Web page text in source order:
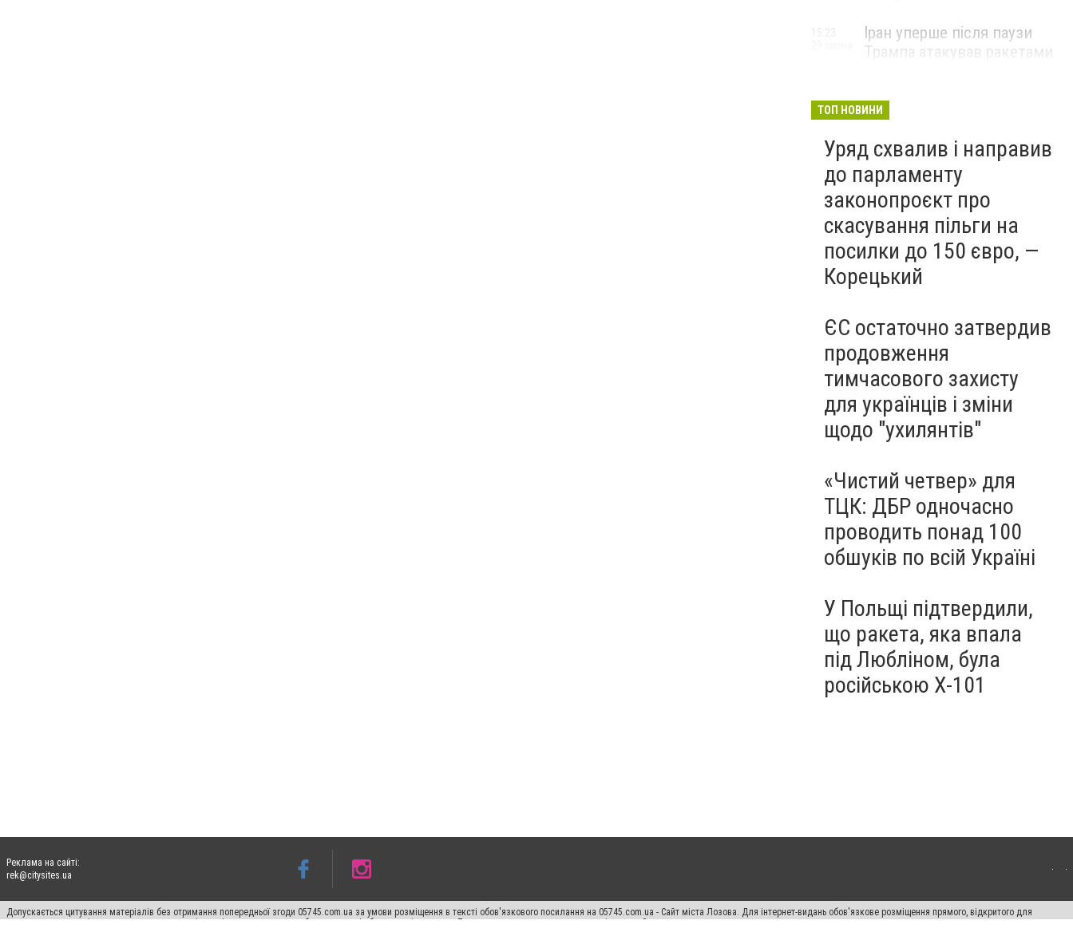
Іран уперше після паузи
Трампа атакував ракетами
15:23
ТОП НОВИНИ
Уряд схвалив і направив
до парламенту
законопроєкт про
скасування пільги на
посилки до 150 євро, —
Корецький
ЄС остаточно затвердив
продовження
тимчасового захисту
для українців і зміни
щодо "ухилянтів"
«Чистий четвер» для
ТЦК: ДБР одночасно
проводить понад 100
обшуків по всій Україні
У Польщі підтвердили,
що ракета, яка впала
під Любліном, була
російською Х-101
Реклама на сайті:
rek@citysites.ua
Допускається цитування матеріалів без отримання попередньої згоди 05745.com.ua за умови розміщення в тексті обов'язкового посилання на 05745.com.ua - Сайт міста Лозова. Для інтернет-видань обов'язкове розміщення прямого, відкритого для
пошукових систем гіперпосилання на цитовані статті не нижче другого абзацу в тексті або в якості джерела. Порушення виняткових прав переслідується Законом.